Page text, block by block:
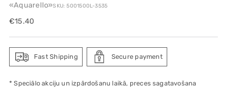
«Aquarello»SKU: 5001500L-3535
Regular
€15.40
Fast Shipping Secure payment
* Speciālo akciju un izpārdošanu laikā, preces sagatavošana